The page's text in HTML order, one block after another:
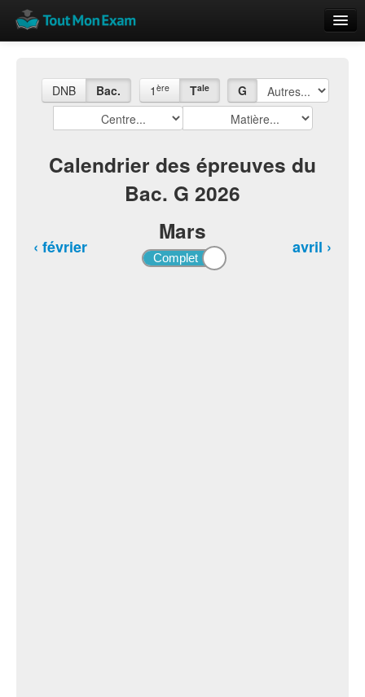
Vue globale
Rajouter
DNB Bac. 1 ère Tale G
Calendrier des épreuves du
Bac. G 2026
Mars
‹ février avril ›